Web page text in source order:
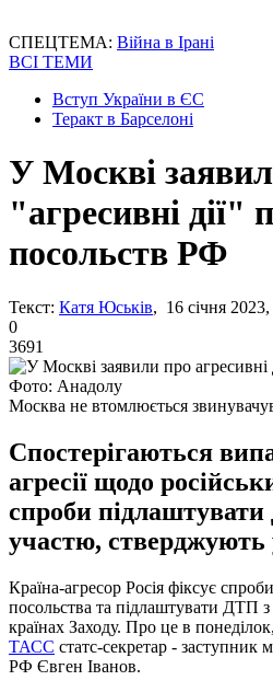
СПЕЦТЕМА: Війна в Ірані
ВСІ ТЕМИ
Вступ України в ЄС
Теракт в Барселоні
У Москві
"агресивні дії"
посольств РФ
Текст: Катя Юськів, 16 січня
0
3691
Фото: Анадолу
Москва не втомлюється
Спостерігаються
агресії щодо
спроби
участю,
Країна-агресор Росія фіксує
посольства та підлаштувати ДТП
країнах Заходу. Про це в
ТАСС статс-секретар - заступник
РФ Євген Іванов.